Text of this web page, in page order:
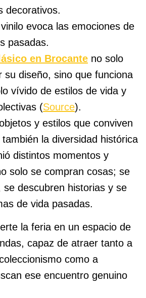
decorativos.
evoca las emociones de
pasadas.
en Brocante no solo
su diseño, sino que funciona
vívido de estilos de vida y
(Source).
y estilos que conviven
la diversidad histórica
distintos momentos y
solo se compran cosas; se
se descubren historias y se
de vida pasadas.
la feria en un espacio de
capaz de atraer tanto a
como a
ese encuentro genuino